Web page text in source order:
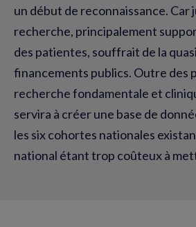
un début de reconnaissance. Car
recherche, principalement
des patientes, souffrait de la
financements publics. Outre des
recherche fondamentale et
servira à créer une base de
les six cohortes nationales
national étant trop coûteux à